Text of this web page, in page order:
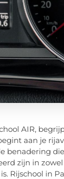
AIR,
aan je
benadering
zijn in
Rijschool in